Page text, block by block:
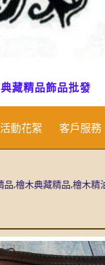
藏精品飾品批發
活動花絮 客戶服務
典藏精品,檜木精油,批發